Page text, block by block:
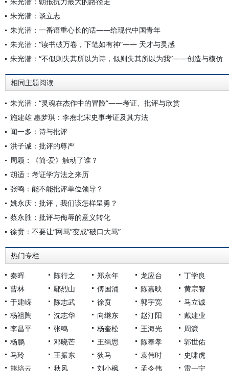
朱光潜：谈立志
朱光潜：一番语重心长的话——给现代中国青年
朱光潜：“读书破万卷，下笔如有神”—— 天才与灵感
朱光潜：“不似则失其所以为诗，似则失其所以为我”——创造与模仿
相同主题阅读
朱光潜：“灵魂在杰作中的冒险”——考证、批评与欣赏
施建雄 惠梦琪：李焘北宋史事考证及其方法
闻一多：诗与批评
洪子诚：批评的尊严
周颖：《简·爱》触动了谁？
胡适：考证学方法之来历
张鸣：能不能批评单位领导？
姚永庆：批评，我们该怎样呈勇？
蔡永胜：批评与侮辱的意义转化
徐贲：不要让“网骂”变成“破口大骂”
热门专栏
秦晖 陈行之 郑永年 龙应台
丁学良
曹林
鄢烈山 傅国涌 陈嘉映
黄宗智
于建嵘
陈志武 徐贲 郭宇宽
马立诚
杨祖陶
沈志华 向继东 赵汀阳
戴建业
李昌平
张鸣 杨奎松 王海光
周濂
杨鹏
邓晓芒 王缉思 陈奉孝
郭世佑
马玲
王振东 狄马 袁伟时
史啸虎
熊培云
秋风 刘小枫 孟令伟 雷一宁